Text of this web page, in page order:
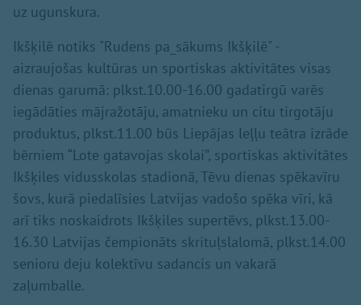
uz ugunskura.
Ikšķilē notiks "Rudens pa_sākums Ikšķilē" -
aizraujošas kultūras un sportiskas aktivitātes visas
dienas garumā: plkst.10.00-16.00 gadatirgū varēs
iegādāties mājražotāju, amatnieku un citu tirgotāju
produktus, plkst.11.00 būs Liepājas leļļu teātra izrāde
bērniem “Lote gatavojas skolai”, sportiskas aktivitātes
Ikšķiles vidusskolas stadionā, Tēvu dienas spēkavīru
šovs, kurā piedalīsies Latvijas vadošo spēka vīri, kā
arī tiks noskaidrots Ikšķiles supertēvs, plkst.13.00-
16.30 Latvijas čempionāts skrituļslalomā, plkst.14.00
senioru deju kolektīvu sadancis un vakarā
zaļumballe.